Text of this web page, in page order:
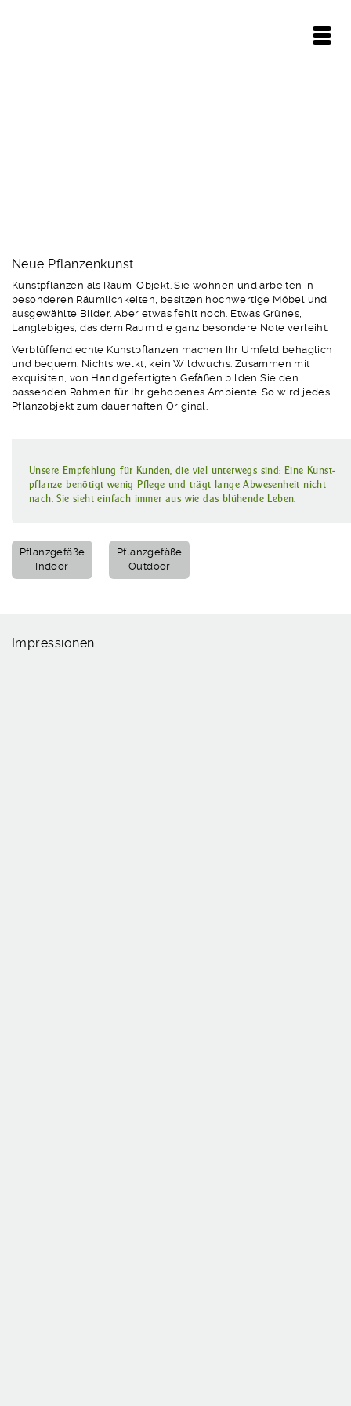
Neue Pflanzenkunst
Kunstpflanzen als Raum-Objekt. Sie wohnen und arbeiten in
besonderen Räumlichkeiten, besitzen hochwertige Möbel und
ausgewählte Bilder. Aber etwas fehlt noch. Etwas Grünes,
Langlebiges, das dem Raum die ganz besondere Note verleiht.
Verblüffend echte Kunstpflanzen machen Ihr Umfeld behaglich
und bequem. Nichts welkt, kein Wildwuchs. Zusammen mit
exquisiten, von Hand gefertigten Gefäßen bilden Sie den
passenden Rahmen für Ihr gehobenes Ambiente. So wird jedes
Pflanzobjekt zum dauerhaften Original.
Unsere Empfehlung für Kunden, die viel unterwegs sind: Eine Kunst­
pflanze benötigt wenig Pflege und trägt lange Abwesenheit nicht
nach. Sie sieht einfach immer aus wie das blühende Leben.
Pflanzgefäße
Indoor
Pflanzgefäße
Outdoor
Impressionen